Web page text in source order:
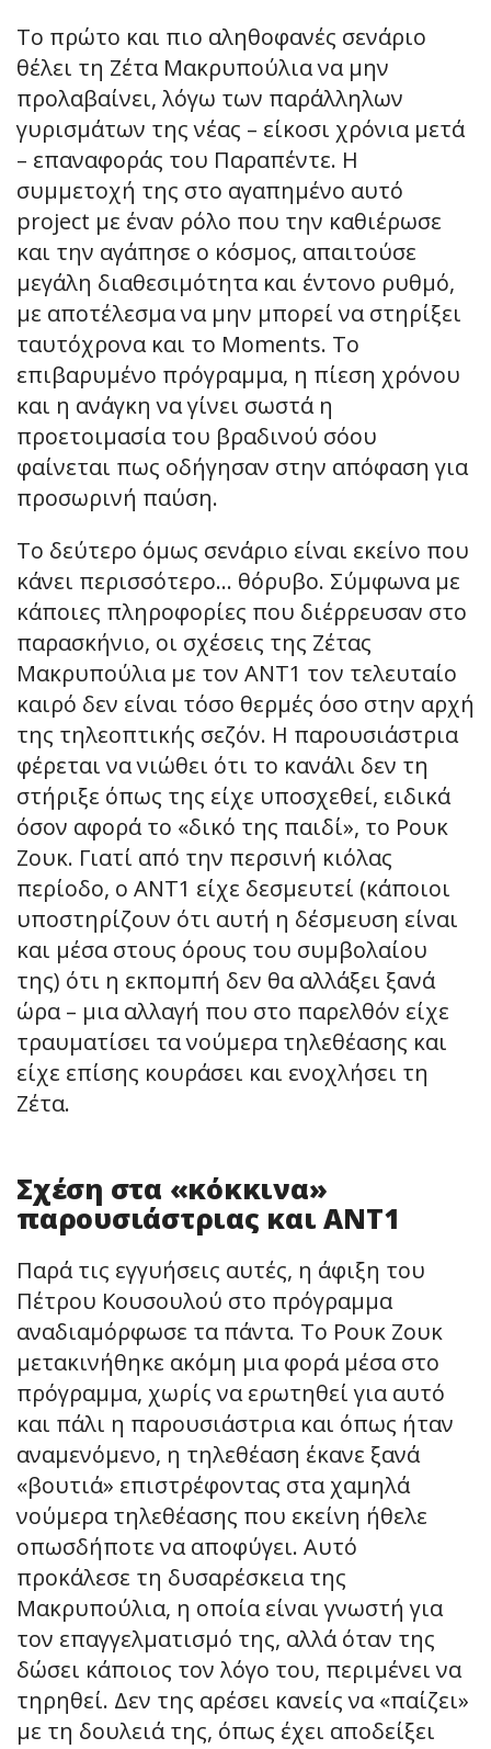
Το πρώτο και πιο αληθοφανές σενάριο
θέλει τη Ζέτα Μακρυπούλια να μην
προλαβαίνει, λόγω των παράλληλων
γυρισμάτων της νέας – είκοσι χρόνια μετά
– επαναφοράς του Παραπέντε. Η
συμμετοχή της στο αγαπημένο αυτό
project με έναν ρόλο που την καθιέρωσε
και την αγάπησε ο κόσμος, απαιτούσε
μεγάλη διαθεσιμότητα και έντονο ρυθμό,
με αποτέλεσμα να μην μπορεί να στηρίξει
ταυτόχρονα και το Moments. Το
επιβαρυμένο πρόγραμμα, η πίεση χρόνου
και η ανάγκη να γίνει σωστά η
προετοιμασία του βραδινού σόου
φαίνεται πως οδήγησαν στην απόφαση για
προσωρινή παύση.
Το δεύτερο όμως σενάριο είναι εκείνο που
κάνει περισσότερο… θόρυβο. Σύμφωνα με
κάποιες πληροφορίες που διέρρευσαν στο
παρασκήνιο, οι σχέσεις της Ζέτας
Μακρυπούλια με τον ΑΝΤ1 τον τελευταίο
καιρό δεν είναι τόσο θερμές όσο στην αρχή
της τηλεοπτικής σεζόν. Η παρουσιάστρια
φέρεται να νιώθει ότι το κανάλι δεν τη
στήριξε όπως της είχε υποσχεθεί, ειδικά
όσον αφορά το «δικό της παιδί», το Ρουκ
Ζουκ. Γιατί από την περσινή κιόλας
περίοδο, ο ΑΝΤ1 είχε δεσμευτεί (κάποιοι
υποστηρίζουν ότι αυτή η δέσμευση είναι
και μέσα στους όρους του συμβολαίου
της) ότι η εκπομπή δεν θα αλλάξει ξανά
ώρα – μια αλλαγή που στο παρελθόν είχε
τραυματίσει τα νούμερα τηλεθέασης και
είχε επίσης κουράσει και ενοχλήσει τη
Ζέτα.
Σχέση στα «κόκκινα»
παρουσιάστριας και ΑΝΤ1
Παρά τις εγγυήσεις αυτές, η άφιξη του
Πέτρου Κουσουλού στο πρόγραμμα
αναδιαμόρφωσε τα πάντα. Το Ρουκ Ζουκ
μετακινήθηκε ακόμη μια φορά μέσα στο
πρόγραμμα, χωρίς να ερωτηθεί για αυτό
και πάλι η παρουσιάστρια και όπως ήταν
αναμενόμενο, η τηλεθέαση έκανε ξανά
«βουτιά» επιστρέφοντας στα χαμηλά
νούμερα τηλεθέασης που εκείνη ήθελε
οπωσδήποτε να αποφύγει. Αυτό
προκάλεσε τη δυσαρέσκεια της
Μακρυπούλια, η οποία είναι γνωστή για
τον επαγγελματισμό της, αλλά όταν της
δώσει κάποιος τον λόγο του, περιμένει να
τηρηθεί. Δεν της αρέσει κανείς να «παίζει»
με τη δουλειά της, όπως έχει αποδείξει